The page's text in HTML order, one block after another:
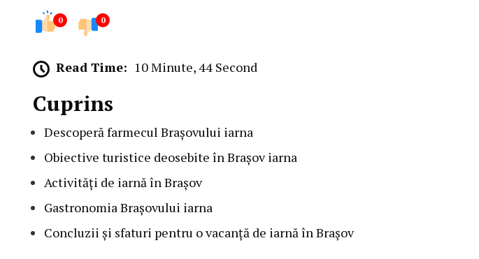
0 0
Read Time: 10 Minute, 44 Second
Cuprins
Descoperă farmecul Brașovului iarna
Obiective turistice deosebite în Brașov iarna
Activități de iarnă în Brașov
Gastronomia Brașovului iarna
Concluzii și sfaturi pentru o vacanță de iarnă în Brașov